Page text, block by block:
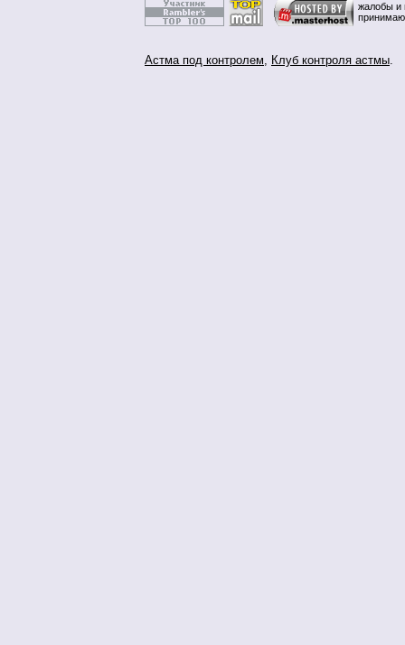
жалобы и
Астма под контролем, Клуб контроля астмы.